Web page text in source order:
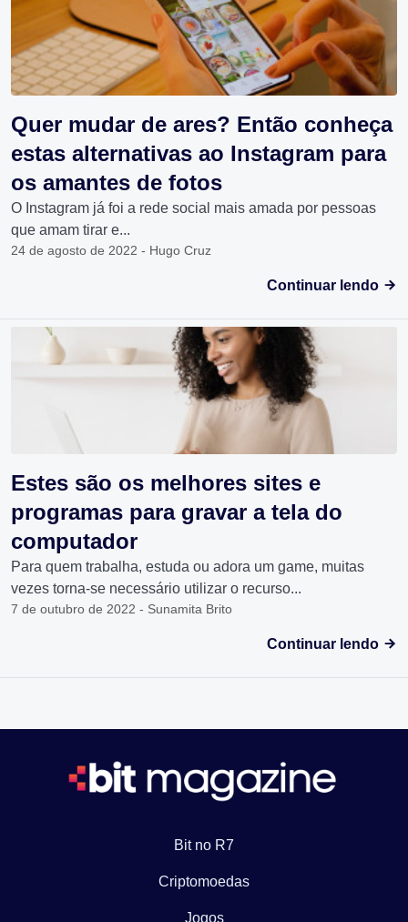
Quer mudar de ares? Então conheça
estas alternativas ao Instagram para
os amantes de fotos
O Instagram já foi a rede social mais amada por pessoas
que amam tirar e...
24 de agosto de 2022 - Hugo Cruz
Continuar lendo
Estes são os melhores sites e
programas para gravar a tela do
computador
Para quem trabalha, estuda ou adora um game, muitas
vezes torna-se necessário utilizar o recurso...
7 de outubro de 2022 - Sunamita Brito
Continuar lendo
Bit no R7
Criptomoedas
Jogos